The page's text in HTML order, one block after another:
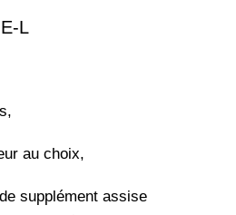
L
au choix,
supplément assise